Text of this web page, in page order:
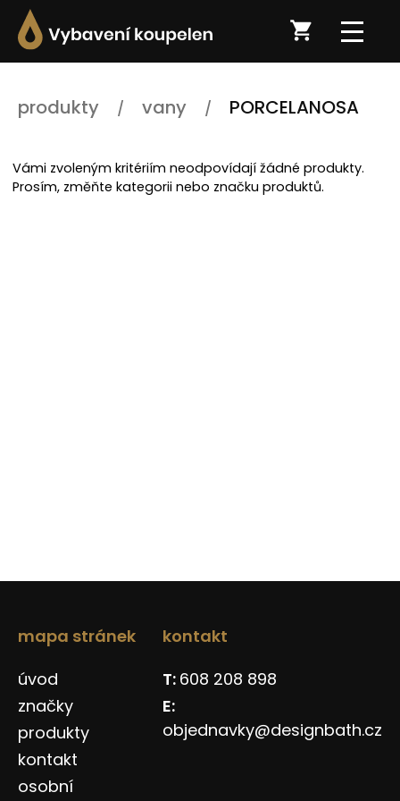
produkty vany PORCELANOSA
Vámi zvoleným kritériím neodpovídají žádné produkty.
Prosím, změňte kategorii nebo značku produktů.
mapa stránek
úvod
značky
produkty
kontakt
osobní
kontakt
608 208 898
objednavky@designbath.cz